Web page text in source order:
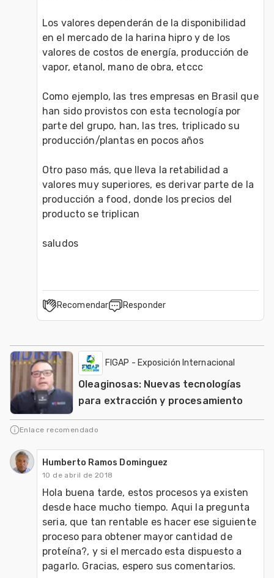
Los valores dependerán de la disponibilidad
en el mercado de la harina hipro y de los
valores de costos de energía, producción de
vapor, etanol, mano de obra, etccc
Como ejemplo, las tres empresas en Brasil que
han sido provistos con esta tecnología por
parte del grupo, han, las tres, triplicado su
producción/plantas en pocos años
Otro paso más, que lleva la retabilidad a
valores muy superiores, es derivar parte de la
producción a food, donde los precios del
producto se triplican
saludos
Recomendar Responder
FIGAP - Exposición Internacional
Oleaginosas: Nuevas tecnologías
para extracción y procesamiento
Enlace recomendado
Humberto Ramos Dominguez
10 de abril de 2018
Hola buena tarde, estos procesos ya existen
desde hace mucho tiempo. Aqui la pregunta
seria, que tan rentable es hacer ese siguiente
proceso para obtener mayor cantidad de
proteína?, y si el mercado esta dispuesto a
pagarlo. Gracias, espero sus comentarios.